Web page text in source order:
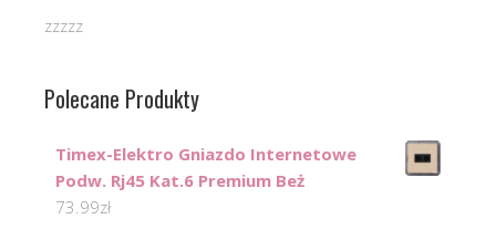
zzzzz
Polecane Produkty
Timex-Elektro Gniazdo Internetowe
Podw. Rj45 Kat.6 Premium Beż
73.99zł